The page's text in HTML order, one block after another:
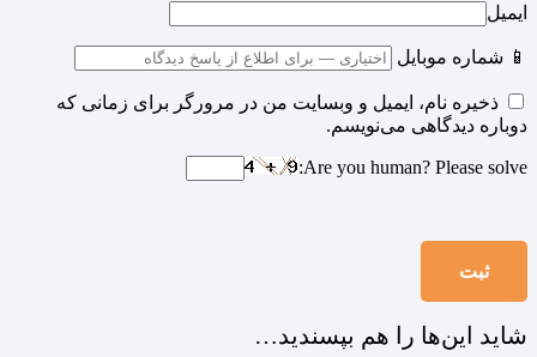
ایمیل
📱 شماره موبایل
ذخیره نام، ایمیل و وبسایت من در مرورگر برای زمانی که
دوباره دیدگاهی می‌نویسم.
Are you human? Please solve:
شاید این‌ها را هم بپسندید…